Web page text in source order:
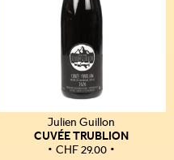
Julien Guillon
CUVÉE TRUBLION
CHF29.00